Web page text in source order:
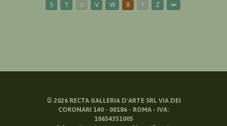
S T U V W X Y Z ⬅
© 2026RECTA GALLERIA D'ARTE SRL VIA DEI
CORONARI 140 - 00186 - ROMA - IVA:
10654351005